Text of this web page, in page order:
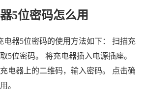
5位密码怎么用
电器5位密码的使用方法如下： 扫描充
5位密码。 将充电器插入电源插座。
电器上的二维码，输入密码。 点击确
。